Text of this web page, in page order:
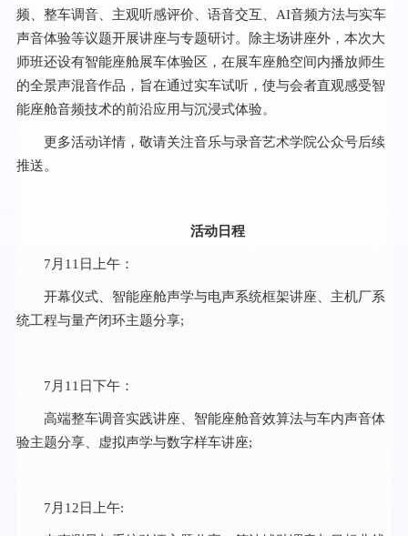
频、整车调音、主观听感评价、语音交互、AI音频方法与实车
声音体验等议题开展讲座与专题研讨。除主场讲座外，本次大
师班还设有智能座舱展车体验区，在展车座舱空间内播放师生
的全景声混音作品，旨在通过实车试听，使与会者直观感受智
能座舱音频技术的前沿应用与沉浸式体验。
更多活动详情，敬请关注音乐与录音艺术学院公众号后续
推送。
活动日程
7月11日上午：
开幕仪式、智能座舱声学与电声系统框架讲座、主机厂系
统工程与量产闭环主题分享;
7月11日下午：
高端整车调音实践讲座、智能座舱音效算法与车内声音体
验主题分享、虚拟声学与数字样车讲座;
7月12日上午: